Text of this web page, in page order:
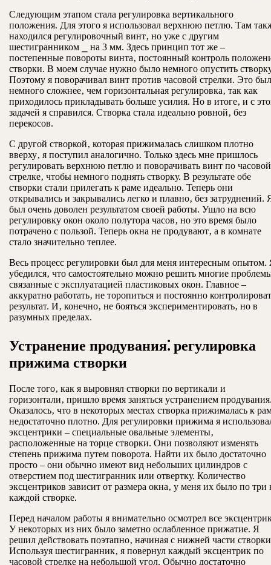
Следующим этапом стала регулировка вертикального
положения. Для этого я использовал верхнюю петлю. Там
находился регулировочный винт‚ но уже с другим
шестигранником ⎯ на 3 мм. Здесь принцип тот же –
постепенные повороты винта‚ постоянный контроль
створки. В моем случае нужно было немного опустить
Поэтому я поворачивал винт против часовой стрелки. Это
немного сложнее‚ чем горизонтальная регулировка‚ так как
приходилось прикладывать больше усилия. Но в итоге‚ и с
задачей я справился. Створка стала идеально ровной‚ без
перекосов.
С другой створкой‚ которая прижималась слишком плотно
вверху‚ я поступил аналогично. Только здесь мне пришлось
регулировать верхнюю петлю и поворачивать винт по часовой
стрелке‚ чтобы немного поднять створку. В результате обе
створки стали прилегать к раме идеально. Теперь они
открывались и закрывались легко и плавно‚ без затруднений.
был очень доволен результатом своей работы. Ушло на всю
регулировку окон около полутора часов‚ но это время было
потрачено с пользой. Теперь окна не продувают‚ а в комнате
стало значительно теплее.
Весь процесс регулировки был для меня интересным опытом.
убедился‚ что самостоятельно можно решить многие
связанные с эксплуатацией пластиковых окон. Главное –
аккуратно работать‚ не торопиться и постоянно
результат. И‚ конечно‚ не бояться экспериментировать‚ но в
разумных пределах.
Устранение продувания⁚ регулировка
прижима створки
После того‚ как я выровнял створки по вертикали и
горизонтали‚ пришло время заняться устранением
Оказалось‚ что в некоторых местах створка прижималась к
недостаточно плотно. Для регулировки прижима я
эксцентрики – специальные овальные элементы‚
расположенные на торце створки. Они позволяют изменять
степень прижима путем поворота. Найти их было достаточно
просто – они обычно имеют вид небольших цилиндров с
отверстием под шестигранник или отвертку. Количество
эксцентриков зависит от размера окна‚ у меня их было по три
каждой створке.
Перед началом работы я внимательно осмотрел все
У некоторых из них было заметно ослабленное прижатие. Я
решил действовать поэтапно‚ начиная с нижней части
Используя шестигранник‚ я повернул каждый эксцентрик по
часовой стрелке на небольшой угол. Обычно достаточно